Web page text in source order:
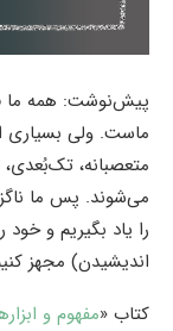
پیش‌نوشت: همه ما
ماست. ولی بسیاری
متعصبانه،
می‌شوند. پس ما
را یاد بگیریم و خود
اندیشیدن) مجهز
کتاب «مفهوم و